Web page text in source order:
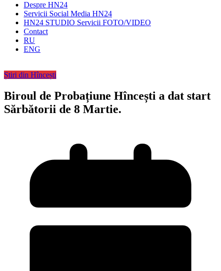
Despre HN24
Servicii Social Media HN24
HN24 STUDIO Servicii FOTO/VIDEO
Contact
RU
ENG
Știri din Hîncești
Biroul de Probațiune Hîncești a dat start
Sărbătorii de 8 Martie.